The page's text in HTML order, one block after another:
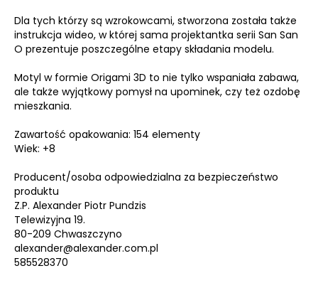
Dla tych którzy są wzrokowcami, stworzona została także
instrukcja wideo, w której sama projektantka serii San San
O prezentuje poszczególne etapy składania modelu.
Motyl w formie Origami 3D to nie tylko wspaniała zabawa,
ale także wyjątkowy pomysł na upominek, czy też ozdobę
mieszkania.
Zawartość opakowania: 154 elementy
Wiek: +8
Producent/osoba odpowiedzialna za bezpieczeństwo
produktu
Z.P. Alexander Piotr Pundzis
Telewizyjna 19.
80-209 Chwaszczyno
alexander@alexander.com.pl
585528370